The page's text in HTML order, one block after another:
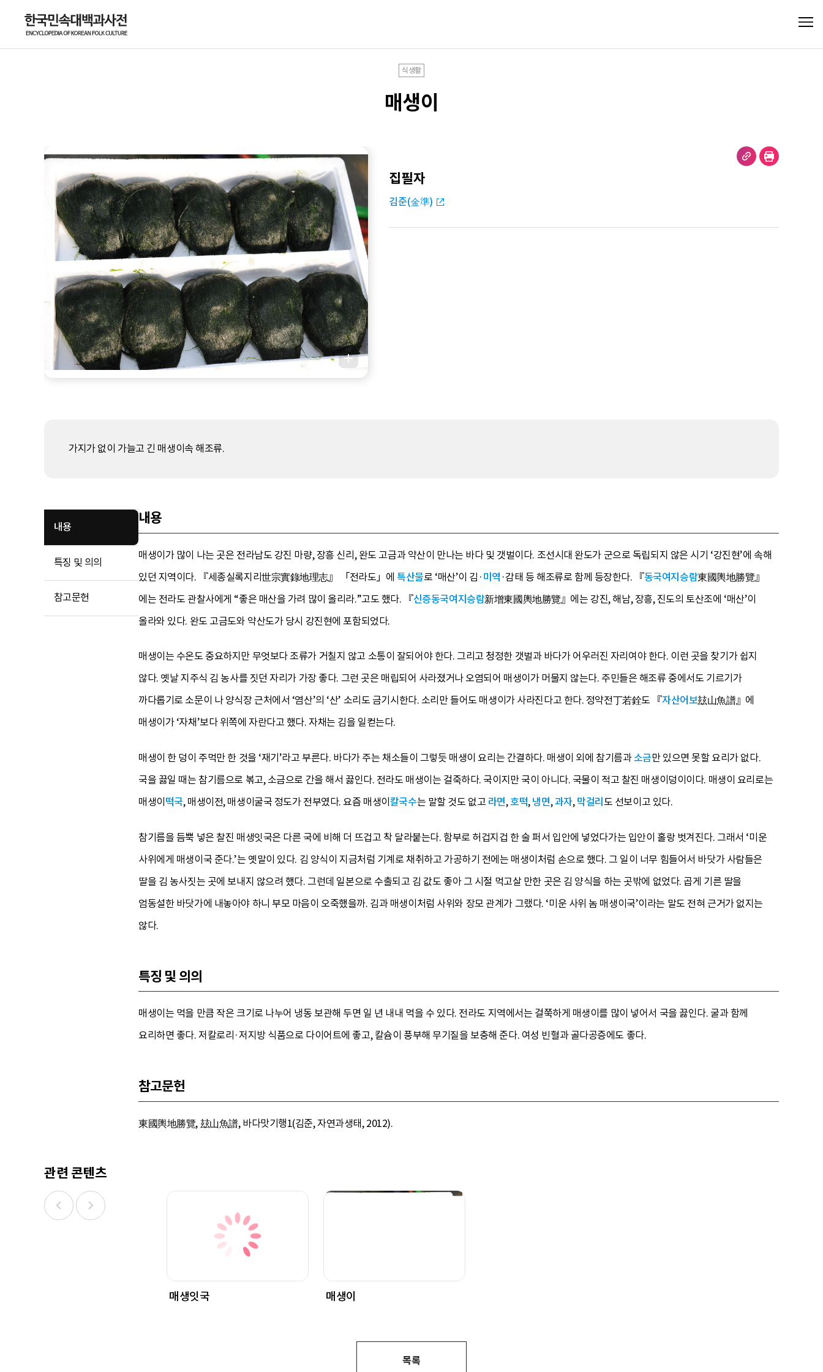
식생활
매생이
집필자
김준(金準)
가지가 없이 가늘고 긴 매생이속 해조류.
내용
특징 및 의의
참고문헌
내용
매생이가 많이 나는 곳은 전라남도 강진 마량, 장흥 신리, 완도 고금과 약산이 만나는 바다 및 갯벌이다. 조선시대 완도가 군으로 독립되지 않은 시기 ‘강진현’에 속해
있던 지역이다. 『세종실록지리世宗實錄地理志』 「전라도」에특산물로 ‘매산’이 김·미역 ·감태 등 해조류로 함께 등장한다. 『동국여지승람東國輿地勝覽』
에는 전라도 관찰사에게 “좋은 매산을 가려 많이 올리라.”고도 했다. 『신증동국여지승람新增東國輿地勝覽』에는 강진, 해남, 장흥, 진도의 토산조에 ‘매산’이
올라와 있다. 완도 고금도와 약산도가 당시 강진현에 포함되었다.
매생이는 수온도 중요하지만 무엇보다 조류가 거칠지 않고 소통이 잘되어야 한다. 그리고 청정한 갯벌과 바다가 어우러진 자리여야 한다. 이런 곳을 찾기가 쉽지
않다. 옛날 지주식 김 농사를 짓던 자리가 가장 좋다. 그런 곳은 매립되어 사라졌거나 오염되어 매생이가 머물지 않는다. 주민들은 해조류 중에서도 기르기가
까다롭기로 소문이 나 양식장 근처에서 ‘염산’의 ‘산’ 소리도 금기시한다. 소리만 들어도 매생이가 사라진다고 한다. 정약전丁若銓도 『자산어보玆山魚譜』에
매생이가 ‘자채’보다 위쪽에 자란다고 했다. 자채는 김을 일컫는다.
매생이 한 덩이 주먹만 한 것을 ‘재기’라고 부른다. 바다가 주는 채소들이 그렇듯 매생이 요리는 간결하다. 매생이 외에 참기름과소금만 있으면 못할 요리가 없다.
국을 끓일 때는 참기름으로 볶고, 소금으로 간을 해서 끓인다. 전라도 매생이는 걸죽하다. 국이지만 국이 아니다. 국물이 적고 찰진 매생이덩이이다. 매생이 요리로는
매생이 떡국, 매생이전, 매생이굴국 정도가 전부였다. 요즘 매생이 칼국수는 말할 것도 없고 라면,호떡,냉면,과자,막걸리 도 선보이고 있다.
참기름을 듬뿍 넣은 찰진 매생잇국은 다른 국에 비해 더 뜨겁고 착 달라붙는다. 함부로 허겁지겁 한 술 퍼서 입안에 넣었다가는 입안이 홀랑 벗겨진다. 그래서 ‘미운
사위에게 매생이국 준다.’는 옛말이 있다. 김 양식이 지금처럼 기계로 채취하고 가공하기 전에는 매생이처럼 손으로 했다. 그 일이 너무 힘들어서 바닷가 사람들은
딸을 김 농사짓는 곳에 보내지 않으려 했다. 그런데 일본으로 수출되고 김 값도 좋아 그 시절 먹고살 만한 곳은 김 양식을 하는 곳밖에 없었다. 곱게 기른 딸을
엄동설한 바닷가에 내놓아야 하니 부모 마음이 오죽했을까. 김과 매생이처럼 사위와 장모 관계가 그랬다. ‘미운 사위 놈 매생이국’이라는 말도 전혀 근거가 없지는
않다.
특징 및 의의
매생이는 먹을 만큼 작은 크기로 나누어 냉동 보관해 두면 일 년 내내 먹을 수 있다. 전라도 지역에서는 걸쭉하게 매생이를 많이 넣어서 국을 끓인다. 굴과 함께
요리하면 좋다. 저칼로리·저지방 식품으로 다이어트에 좋고, 칼슘이 풍부해 무기질을 보충해 준다. 여성 빈혈과 골다공증에도 좋다.
참고문헌
東國輿地勝覽, 玆山魚譜, 바다맛기행1(김준, 자연과생태, 2012).
관련 콘텐츠
매생잇국 매생이
목록